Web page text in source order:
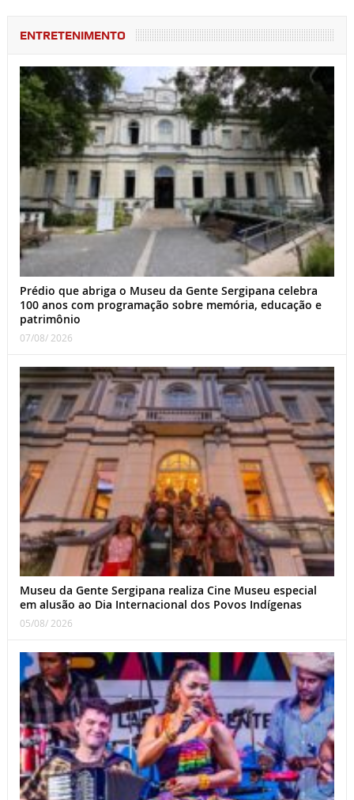
ENTRETENIMENTO
Prédio que abriga o Museu da Gente Sergipana celebra
100 anos com programação sobre memória, educação e
patrimônio
07/08/ 2026
Museu da Gente Sergipana realiza Cine Museu especial
em alusão ao Dia Internacional dos Povos Indígenas
05/08/ 2026